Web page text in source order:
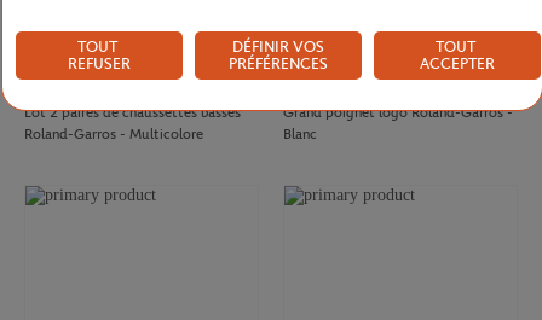
ROLAND GARROS 18,00 €
Lot 2 paires de chaussettes basses
Roland-Garros - Multicolore
ROLAND GARROS 8,00 €
Grand poignet logo Roland-Garros -
Blanc
TOUT
REFUSER
DÉFINIR VOS
PRÉFÉRENCES
TOUT
ACCEPTER